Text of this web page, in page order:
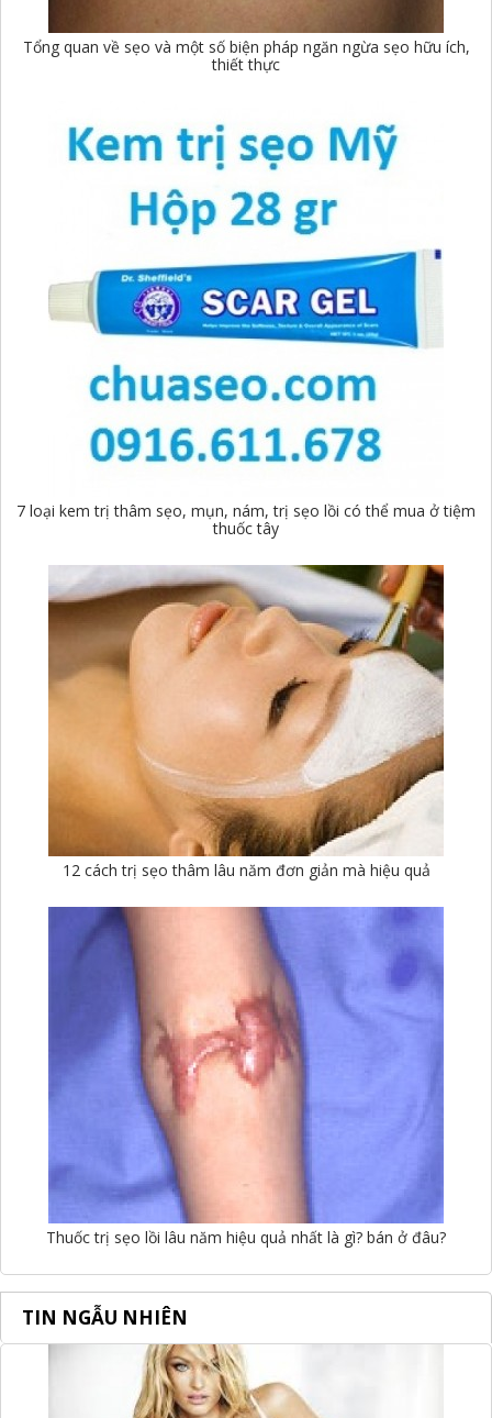
Tổng quan về sẹo và một số biện pháp ngăn ngừa sẹo hữu ích,
thiết thực
7 loại kem trị thâm sẹo, mụn, nám, trị sẹo lồi có thể mua ở tiệm
thuốc tây
12 cách trị sẹo thâm lâu năm đơn giản mà hiệu quả
Thuốc trị sẹo lồi lâu năm hiệu quả nhất là gì? bán ở đâu?
TIN NGẪU NHIÊN